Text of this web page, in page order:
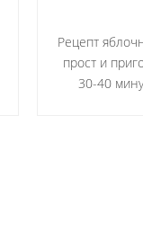
Рецепт
прост и
30-40